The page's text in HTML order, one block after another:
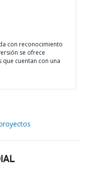
con reconocimiento
se ofrece
cuentan con una